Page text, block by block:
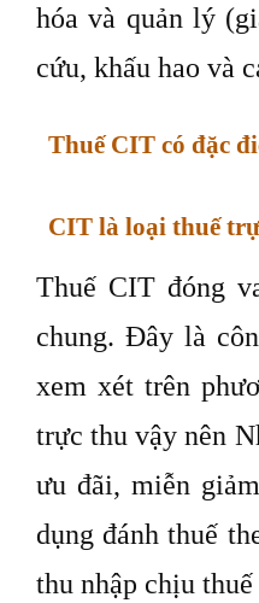
hóa và quản lý
cứu, khấu hao và
Thuế CIT có đặc
CIT là loại thuế
Thuế CIT đóng
chung. Đây là
xem xét trên
trực thu vậy nên
ưu đãi, miễn
dụng đánh thuế
thu nhập chịu